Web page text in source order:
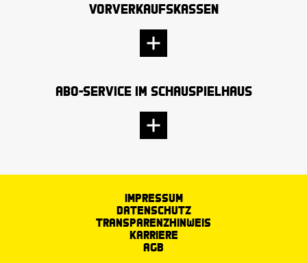
Vorverkaufskassen
Abo-Service im Schauspielhaus
Impressum
Datenschutz
Transparenzhinweis
Karriere
AGB